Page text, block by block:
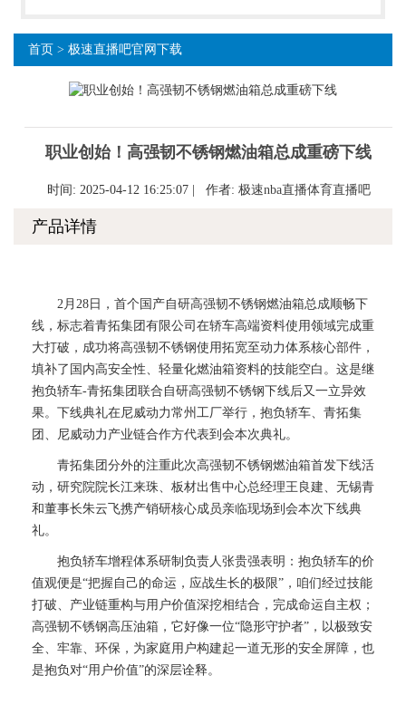
首页 > 极速直播吧官网下载
职业创始！高强韧不锈钢燃油箱总成重磅下线
时间: 2025-04-12 16:25:07 | 作者: 极速nba直播体育直播吧
产品详情
2月28日，首个国产自研高强韧不锈钢燃油箱总成顺畅下
线，标志着青拓集团有限公司在轿车高端资料使用领域完成重
大打破，成功将高强韧不锈钢使用拓宽至动力体系核心部件，
填补了国内高安全性、轻量化燃油箱资料的技能空白。这是继
抱负轿车-青拓集团联合自研高强韧不锈钢下线后又一立异效
果。下线典礼在尼威动力常州工厂举行，抱负轿车、青拓集
团、尼威动力产业链合作方代表到会本次典礼。
青拓集团分外的注重此次高强韧不锈钢燃油箱首发下线活
动，研究院院长江来珠、板材出售中心总经理王良建、无锡青
和董事长朱云飞携产销研核心成员亲临现场到会本次下线典
礼。
抱负轿车增程体系研制负责人张贵强表明：抱负轿车的价
值观便是“把握自己的命运，应战生长的极限”，咱们经过技能
打破、产业链重构与用户价值深挖相结合，完成命运自主权；
高强韧不锈钢高压油箱，它好像一位“隐形守护者”，以极致安
全、牢靠、环保，为家庭用户构建起一道无形的安全屏障，也
是抱负对“用户价值”的深层诠释。